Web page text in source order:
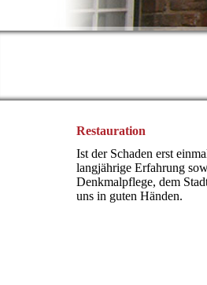
Restauration
Ist der Schaden erst
langjährige Erfahrung
Denkmalpflege, dem
uns in guten Händen.